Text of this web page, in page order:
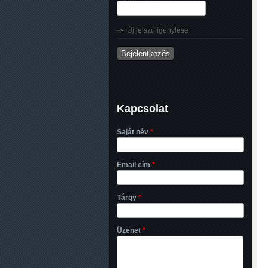
Új jelszó igénylése
Kapcsolat
Saját név *
Email cím *
Tárgy *
Üzenet *